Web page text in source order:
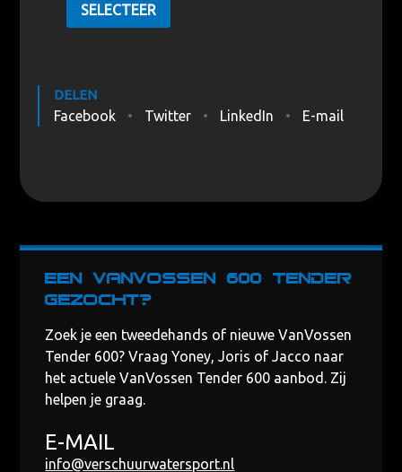
SELECTEER
DELEN
Facebook Twitter LinkedIn E-mail
Een VanVossen 600 Tender
gezocht?
Zoek je een tweedehands of nieuwe VanVossen
Tender 600? Vraag Yoney, Joris of Jacco naar
het actuele VanVossen Tender 600 aanbod. Zij
helpen je graag.
E-MAIL
info@verschuurwatersport.nl